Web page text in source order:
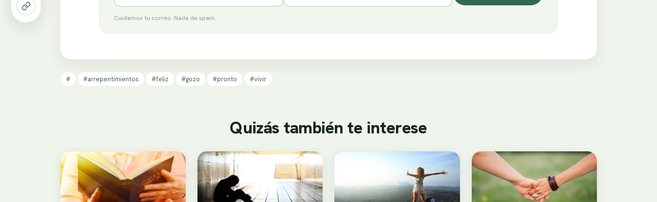
Cuidamos tu correo. Nada de spam.
# #arrepentimientos #feliz #gozo #pronto #vivir
Quizás también te interese